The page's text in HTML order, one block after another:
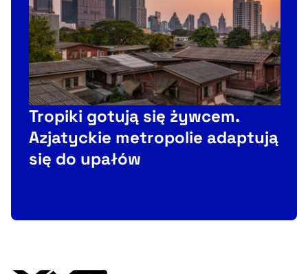
Tropiki gotują się żywcem.
Azjatyckie metropolie adaptują
się do upałów